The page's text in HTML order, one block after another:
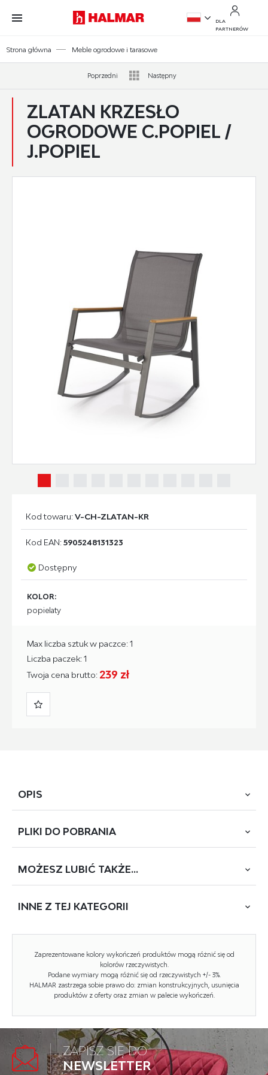
Przejdź do treści.
Przejdź do menu.
Przejdź do wyszukiwarki.
DLA
PARTNERÓW
Strona główna Meble ogrodowe i tarasowe
Poprzedni Następny
ZLATAN KRZESŁO
OGRODOWE C.POPIEL /
J.POPIEL
Kod towaru:V-CH-ZLATAN-KR
Kod EAN:5905248131323
Dostępny
KOLOR:
popielaty
Twoja cena brutto: 239 zł
Max liczba sztuk w paczce: 1
Liczba paczek: 1
OPIS
wymiary: 62/86/97/45 cm, materiał: stal malowana
Rodzaj:
Tapicerka rodzaj: siatka
Szerokość (Zakres): 62
Stelaż kolor: popielaty
Materiał siedzisko/oparcie: siatka
Wysokość: 97
Wysokość siedziska: 45
PLIKI DO POBRANIA
ZLATAN (JJ373C)
Zaprezentowane kolory wykończeń produktów mogą różnić się od
kolorów rzeczywistych.
Podane wymiary mogą różnić się od rzeczywistych +/- 3%.
HALMAR zastrzega sobie prawo do: zmian konstrukcyjnych, usunięcia
produktów z oferty oraz zmian w palecie wykończeń.
MOŻESZ LUBIĆ TAKŻE...
GATTO fotel wypoczynkowy popiel
INNE Z TEJ KATEGORII
ZAPISZ SIĘ DO
NEWSLETTER